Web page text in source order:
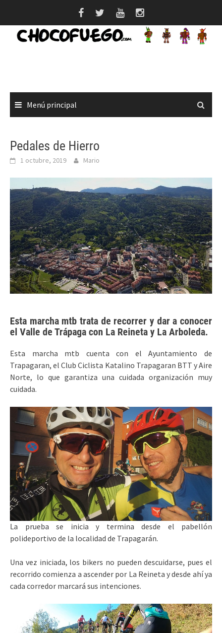
contenido
Menú principal
Pedales de Hierro
1 octubre, 2019 Mario
Esta marcha mtb trata de recorrer y dar a conocer
el Valle de Trápaga con La Reineta y La Arboleda.
Esta marcha mtb cuenta con el Ayuntamiento de
Trapagaran, el Club Ciclista Katalino Trapagaran BTT y Aire
Norte, lo que garantiza una cuidada organización muy
cuidada.
La prueba se inicia y termina desde el pabellón
polideportivo de la localidad de Trapagarán.
Una vez iniciada, los bikers no pueden descuidarse, pues el
recorrido comienza a ascender por La Reineta y desde ahí ya
cada corredor marcará sus intenciones.